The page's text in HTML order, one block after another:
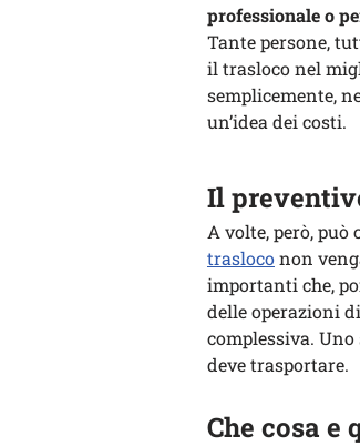
professionale o
Tante persone,
il trasloco nel
semplicemente,
un’idea dei costi.
Il
A volte, però,
trasloconon
importanti che,
delle operazioni
complessiva.
deve trasportare.
Che cosa e